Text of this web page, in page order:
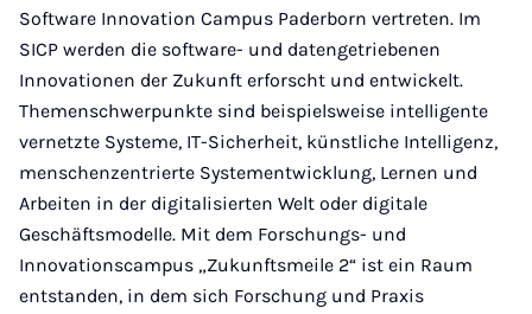
Software Innovation Campus Paderborn vertreten. Im
SICP werden die software- und datengetriebenen
Innovationen der Zukunft erforscht und entwickelt.
Themenschwerpunkte sind beispielsweise intelligente
vernetzte Systeme, IT-Sicherheit, künstliche Intelligenz,
menschenzentrierte Systementwicklung, Lernen und
Arbeiten in der digitalisierten Welt oder digitale
Geschäftsmodelle. Mit dem Forschungs- und
Innovationscampus „Zukunftsmeile 2“ ist ein Raum
entstanden, in dem sich Forschung und Praxis